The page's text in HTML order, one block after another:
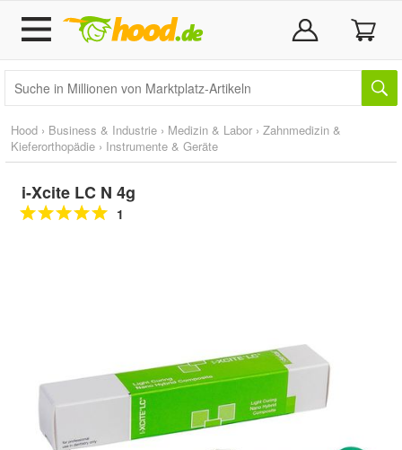
Hood › Business & Industrie › Medizin & Labor › Zahnmedizin &
Kieferorthopädie › Instrumente & Geräte
i-Xcite LC N 4g
1